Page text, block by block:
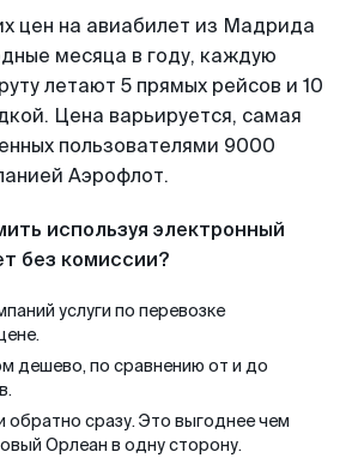
цен на авиабилет из Мадрида
месяца в году, каждую
летают 5 прямых рейсов и 10
Цена варьируется, самая
пользователями 9000
Аэрофлот.
используя электронный
без комиссии?
услуги по перевозке
дешево, по сравнению от и до
обратно сразу. Это выгоднее чем
Орлеан в одну сторону.